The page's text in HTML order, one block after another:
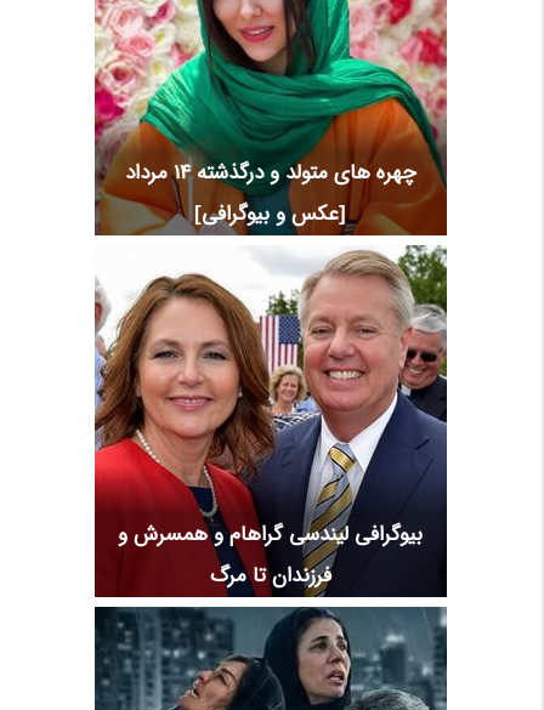
چهره های متولد و درگذشته 14 مرداد
[عکس و بیوگرافی]
بیوگرافی لیندسی گراهام و همسرش و
فرزندان تا مرگ